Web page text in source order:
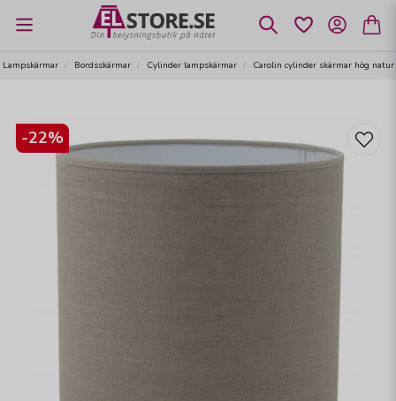
Lampskärmar Bordsskärmar Cylinder lampskärmar Carolin cylinder skärmar hög natur
-22%